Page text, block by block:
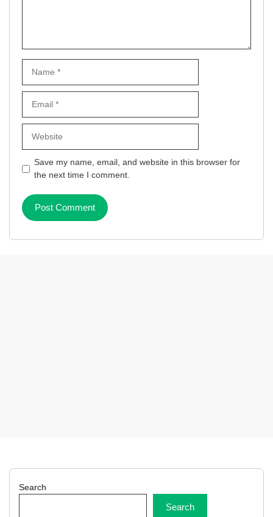
Save my name, email, and website in this browser for
the next time I comment.
Search
Search